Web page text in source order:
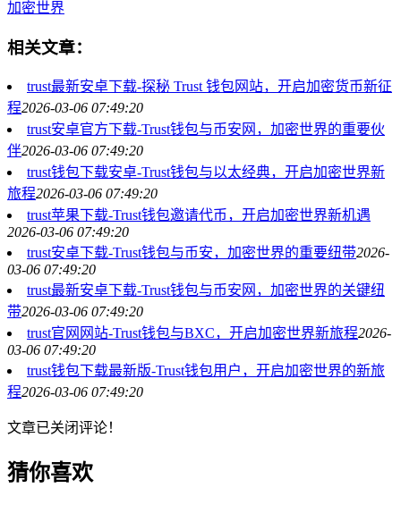
加密世界
相关文章：
trust最新安卓下载-探秘 Trust 钱包网站，开启加密货币新征
程2026-03-06 07:49:20
trust安卓官方下载-Trust钱包与币安网，加密世界的重要伙
伴2026-03-06 07:49:20
trust钱包下载安卓-Trust钱包与以太经典，开启加密世界新
旅程2026-03-06 07:49:20
trust苹果下载-Trust钱包邀请代币，开启加密世界新机遇
2026-03-06 07:49:20
trust安卓下载-Trust钱包与币安，加密世界的重要纽带2026-
03-06 07:49:20
trust最新安卓下载-Trust钱包与币安网，加密世界的关键纽
带2026-03-06 07:49:20
trust官网网站-Trust钱包与BXC，开启加密世界新旅程2026-
03-06 07:49:20
trust钱包下载最新版-Trust钱包用户，开启加密世界的新旅
程2026-03-06 07:49:20
文章已关闭评论！
猜你喜欢